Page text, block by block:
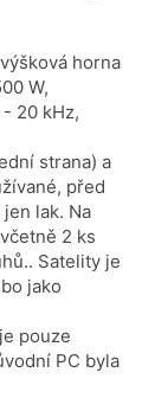
horna
W,
20 kHz,
strana) a
před
lak. Na
2 ks
Satelity je
jako
pouze
PC byla